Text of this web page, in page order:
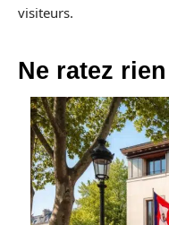
visiteurs.
Ne ratez